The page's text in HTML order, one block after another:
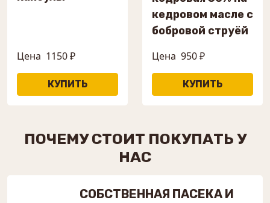
Цена 1150 ₽
кедровом масле с
бобровой струёй
Цена 950 ₽
ПОЧЕМУ СТОИТ ПОКУПАТЬ У
НАС
СОБСТВЕННАЯ ПАСЕКА И